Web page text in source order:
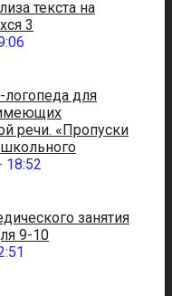
текста на
3
логопеда для
речи. «Пропуски
18:52
занятия
9-10